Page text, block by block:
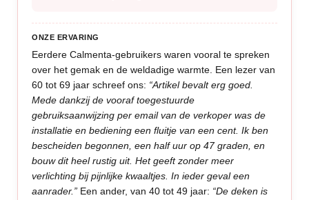
ONZE ERVARING
Eerdere Calmenta-gebruikers waren vooral te spreken
over het gemak en de weldadige warmte. Een lezer van
60 tot 69 jaar schreef ons: “Artikel bevalt erg goed.
Mede dankzij de vooraf toegestuurde
gebruiksaanwijzing per email van de verkoper was de
installatie en bediening een fluitje van een cent. Ik ben
bescheiden begonnen, een half uur op 47 graden, en
bouw dit heel rustig uit. Het geeft zonder meer
verlichting bij pijnlijke kwaaltjes. In ieder geval een
aanrader.” Een ander, van 40 tot 49 jaar: “De deken is